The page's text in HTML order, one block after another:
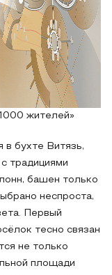
жителей»
в бухте Витязь,
традициями
башен только
неспроста,
Первый
тесно связан
не только
площади